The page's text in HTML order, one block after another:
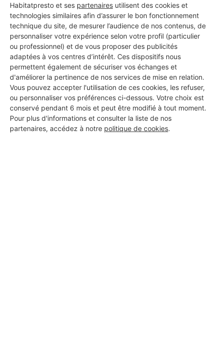
Habitatpresto et ses partenaires utilisent des cookies et
technologies similaires afin d’assurer le bon fonctionnement
technique du site, de mesurer l’audience de nos contenus, de
personnaliser votre expérience selon votre profil (particulier
ou professionnel) et de vous proposer des publicités
adaptées à vos centres d’intérêt. Ces dispositifs nous
permettent également de sécuriser vos échanges et
d'améliorer la pertinence de nos services de mise en relation.
Vous pouvez accepter l'utilisation de ces cookies, les refuser,
ou personnaliser vos préférences ci-dessous. Votre choix est
conservé pendant 6 mois et peut être modifié à tout moment.
Pour plus d'informations et consulter la liste de nos
partenaires, accédez à notre politique de cookies.
Aucun autre professionnel disponible dans cette zone
géographique.